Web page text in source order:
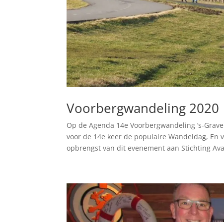
Voorbergwandeling 2020
Op de Agenda 14e Voorbergwandeling ’s-
voor de 14e keer de populaire Wandeldag,
opbrengst van dit evenement aan Stichting